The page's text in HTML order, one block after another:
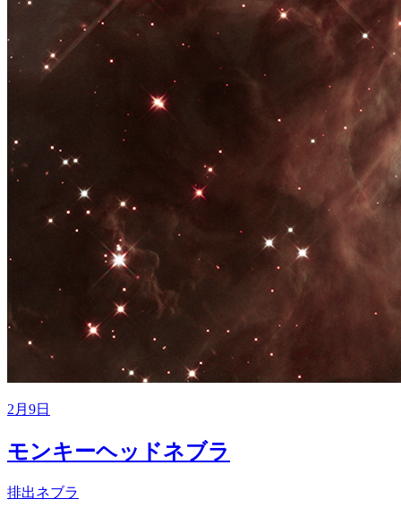
2月9日
モンキーヘッドネブラ
排出ネブラ